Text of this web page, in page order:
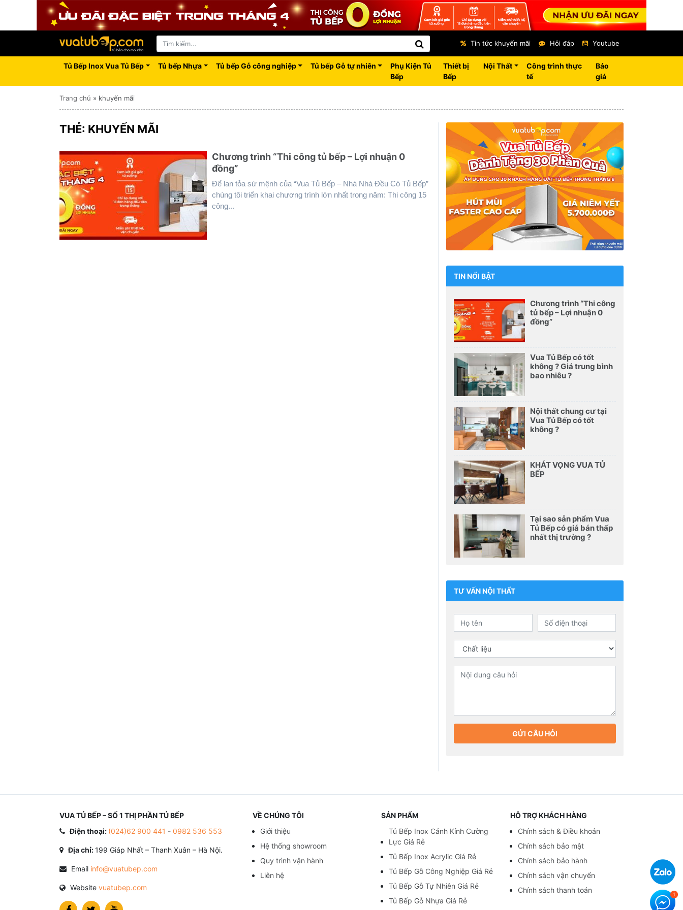
Tin tức khuyến mãi Hỏi đáp Youtube
Tủ Bếp Inox Vua Tủ Bếp Tủ bếp Nhựa Tủ bếp Gỗ công nghiệp Tủ bếp Gỗ tự nhiên
Phụ Kiện Tủ
Bếp
Thiết bị
Bếp
Nội Thất
Công trình thực
tế
Báo
giá
Trang chủ » khuyến mãi
THẺ: KHUYẾN MÃI
Chương trình “Thi công tủ bếp – Lợi nhuận 0
đồng”
Để lan tỏa sứ mệnh của “Vua Tủ Bếp – Nhà Nhà Đều Có Tủ Bếp”
chúng tôi triển khai chương trình lớn nhất trong năm: Thi công 15
công...
TIN NỔI BẬT
Chương trình “Thi công
tủ bếp – Lợi nhuận 0
đồng”
Vua Tủ Bếp có tốt
không ? Giá trung bình
bao nhiêu ?
Nội thất chung cư tại
Vua Tủ Bếp có tốt
không ?
KHÁT VỌNG VUA TỦ
BẾP
Tại sao sản phẩm Vua
Tủ Bếp có giá bán thấp
nhất thị trường ?
TƯ VẤN NỘI THẤT
GỬI CÂU HỎI
VUA TỦ BẾP – SỐ 1 THỊ PHẦN TỦ BẾP
Điện thoại: (024)62 900 441 - 0982 536 553
Địa chỉ:199 Giáp Nhất – Thanh Xuân – Hà Nội.
Email info@vuatubep.com
Website vuatubep.com
VỀ CHÚNG TÔI
Giới thiệu
Hệ thống showroom
Quy trình vận hành
Liên hệ
SẢN PHẨM
Tủ Bếp Inox Cánh Kính Cường
Lực Giá Rẻ
Tủ Bếp Inox Acrylic Giá Rẻ
Tủ Bếp Gỗ Công Nghiệp Giá Rẻ
Tủ Bếp Gỗ Tự Nhiên Giá Rẻ
Tủ Bếp Gỗ Nhựa Giá Rẻ
HỖ TRỢ KHÁCH HÀNG
Chính sách & Điều khoản
Chính sách bảo mật
Chính sách bảo hành
Chính sách vận chuyển
Chính sách thanh toán